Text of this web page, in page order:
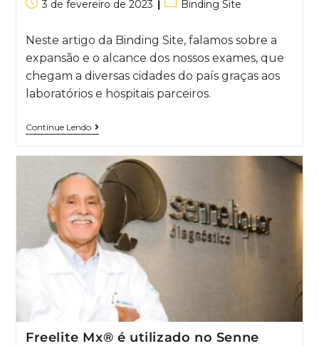
3 de fevereiro de 2023 Binding Site
Neste artigo da Binding Site, falamos sobre a
expansão e o alcance dos nossos exames, que
chegam a diversas cidades do país graças aos
laboratórios e hospitais parceiros.
Continue Lendo
Freelite Mx® é utilizado no Senne